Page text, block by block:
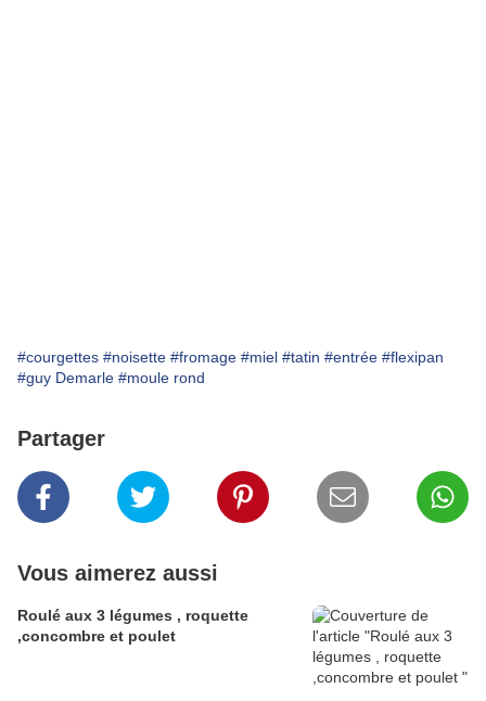
#courgettes #noisette #fromage #miel #tatin #entrée #flexipan
#guy Demarle #moule rond
Partager
Vous aimerez aussi
Roulé aux 3 légumes , roquette
,concombre et poulet